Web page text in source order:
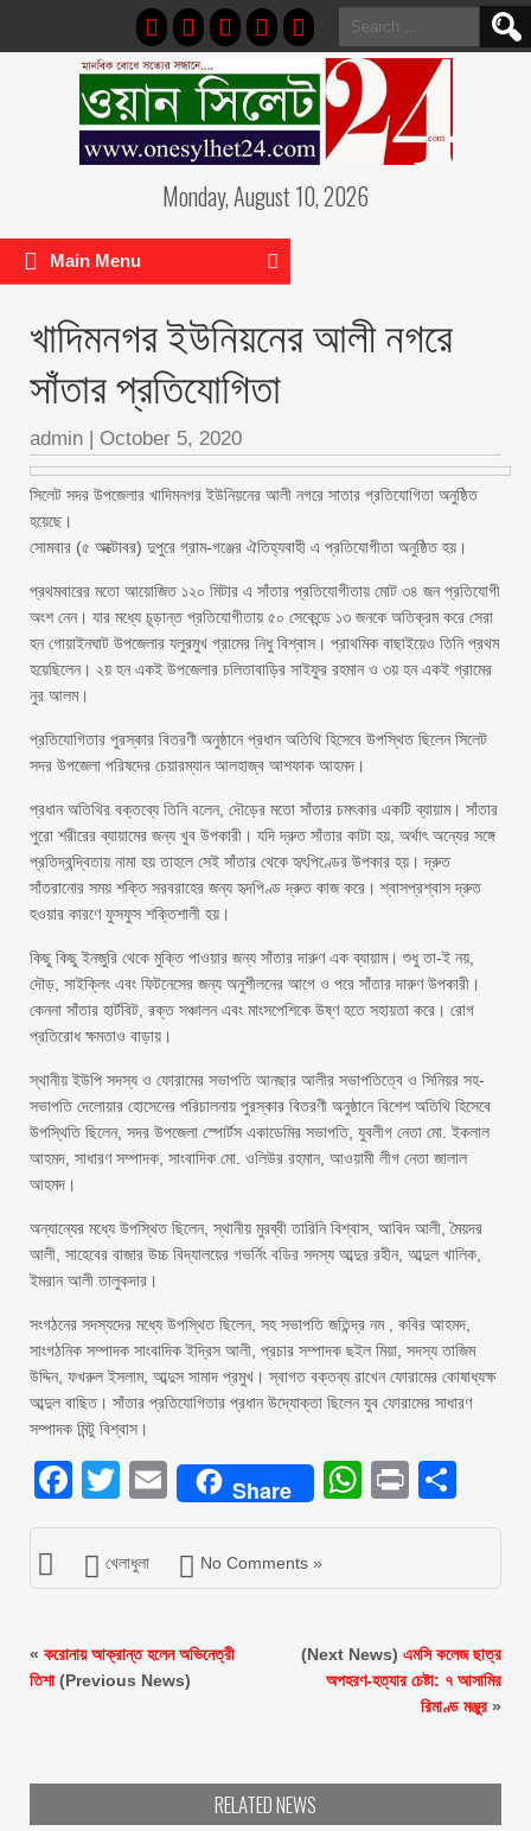
Search
for:
Monday, August 10, 2026
Main Menu
খাদিমনগর ইউনিয়নের আলী নগরে
সাঁতার প্রতিযোগিতা
admin | October 5, 2020
সিলেট সদর উপজেলার খাদিমনগর ইউনিয়নের আলী নগরে সাতার প্রতিযোগিতা অনুষ্ঠিত
হয়েছে।
সোমবার (৫ অক্টোবর) দুপুরে গ্রাম-গঞ্জের ঐতিহ্যবাহী এ প্রতিযোগীতা অনুষ্ঠিত হয়।
প্রথমবারের মতো আয়োজিত ১২০ মিটার এ সাঁতার প্রতিযোগীতায় মোট ৩৪ জন প্রতিযোগী
অংশ নেন। যার মধ্যে চূড়ান্ত প্রতিযোগীতায় ৫০ সেকেন্ডে ১৩ জনকে অতিক্রম করে সেরা
হন গোয়াইনঘাট উপজেলার যলুরমুখ গ্রামের নিধু বিশ্বাস। প্রাথমিক বাছাইয়েও তিনি প্রথম
হয়েছিলেন। ২য় হন একই উপজেলার চলিতাবাড়ির সাইফুর রহমান ও ৩য় হন একই গ্রামের
নুর আলম।
প্রতিযোগিতার পুরস্কার বিতরণী অনুষ্ঠানে প্রধান অতিথি হিসেবে উপস্থিত ছিলেন সিলেট
সদর উপজেলা পরিষদের চেয়ারম্যান আলহাজ্ব আশফাক আহমদ।
প্রধান অতিথির বক্তব্যে তিনি বলেন, দৌড়ের মতো সাঁতার চমৎকার একটি ব্যায়াম। সাঁতার
পুরো শরীরের ব্যায়ামের জন্য খুব উপকারী। যদি দ্রুত সাঁতার কাটা হয়, অর্থাৎ অন্যের সঙ্গে
প্রতিদ্বন্দ্বিতায় নামা হয় তাহলে সেই সাঁতার থেকে হৃৎপিণ্ডের উপকার হয়। দ্রুত
সাঁতরানোর সময় শক্তি সরবরাহের জন্য হৃদপিণ্ড দ্রুত কাজ করে। শ্বাসপ্রশ্বাস দ্রুত
হওয়ার কারণে ফুসফুস শক্তিশালী হয়।
কিছু কিছু ইনজুরি থেকে মুক্তি পাওয়ার জন্য সাঁতার দারুণ এক ব্যায়াম। শুধু তা-ই নয়,
দৌড়, সাইক্লিং এবং ফিটনেসের জন্য অনুশীলনের আগে ও পরে সাঁতার দারুণ উপকারী।
কেননা সাঁতার হার্টবিট, রক্ত সঞ্চালন এবং মাংসপেশিকে উষ্ণ হতে সহায়তা করে। রোগ
প্রতিরোধ ক্ষমতাও বাড়ায়।
স্থানীয় ইউপি সদস্য ও ফোরামের সভাপতি আনছার আলীর সভাপতিত্বে ও সিনিয়র সহ-
সভাপতি দেলোয়ার হোসেনের পরিচালনায় পুরস্কার বিতরণী অনুষ্ঠানে বিশেশ অতিথি হিসেবে
উপস্থিতি ছিলেন, সদর উপজেলা স্পোর্টস একাডেমির সভাপতি, যুবলীগ নেতা মো. ইকলাল
আহমদ, সাধারণ সম্পাদক, সাংবাদিক মো. ওলিউর রহমান, আওয়ামী লীগ নেতা জালাল
আহমদ।
অন্যান্যের মধ্যে উপস্থিত ছিলেন, স্থানীয় মুরব্বী তারিনি বিশ্বাস, আবিদ আলী, মৈয়দর
আলী, সাহেবের বাজার উচ্চ বিদ্যালয়ের গভর্নিং বডির সদস্য আব্দুর রহীন, আব্দুল খালিক,
ইমরান আলী তালুকদার।
সংগঠনের সদস্যদের মধ্যে উপস্থিত ছিলেন, সহ সভাপতি জতিন্দ্র নম , কবির আহমদ,
সাংগঠনিক সম্পাদক সাংবাদিক ইদ্রিস আলী, প্রচার সম্পাদক ছইল মিয়া, সদস্য তাজিম
উদ্দিন, ফখরুল ইসলাম, আব্দুস সামাদ প্রমুখ। স্বাগত বক্তব্য রাখেন ফোরামের কোষাধ্যক্ষ
আব্দুল বাছিত। সাঁতার প্রতিযোগিতার প্রধান উদ্যোক্তা ছিলেন যুব ফোরামের সাধারণ
সম্পাদক মিন্টু বিশ্বাস।
Facebook
Twitter
EmailShare Print
খেলাধুলা No Comments »
« করোনায় আক্রান্ত হলেন অভিনেত্রী
তিশা(Previous News)
(Next News) এমসি কলেজ ছাত্র
অপহরণ-হত্যার চেষ্টা: ৭ আসামির
রিমাণ্ড মঞ্জুর»
RELATED NEWS